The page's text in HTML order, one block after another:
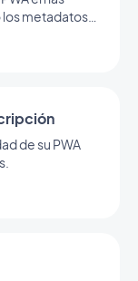
los metadatos
de su PWA